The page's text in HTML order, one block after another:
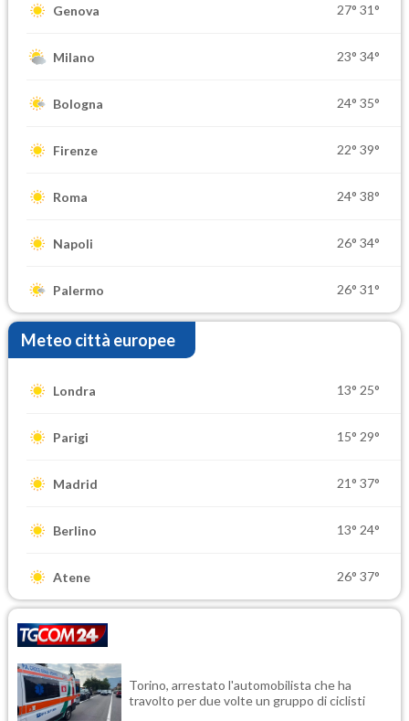
Genova 27° 31°
Milano 23° 34°
Bologna 24° 35°
Firenze 22° 39°
Roma 24° 38°
Napoli 26° 34°
Palermo 26° 31°
Meteo città europee
Londra 13° 25°
Parigi 15° 29°
Madrid 21° 37°
Berlino 13° 24°
Atene 26° 37°
Torino, arrestato l'automobilista che ha
travolto per due volte un gruppo di ciclisti